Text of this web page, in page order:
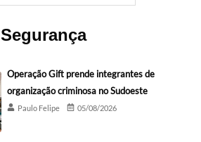
Segurança
Operação Gift prende integrantes de
organização criminosa no Sudoeste
Paulo Felipe 05/08/2026